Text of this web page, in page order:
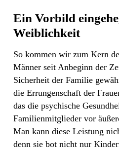
Ein Vorbild
Weiblichkeit
So kommen wir zum Kern
Männer seit Anbeginn der
Sicherheit der Familie
die Errungenschaft der
das die psychische
Familienmitglieder vor
Man kann diese Leistung
denn sie bot nicht nur